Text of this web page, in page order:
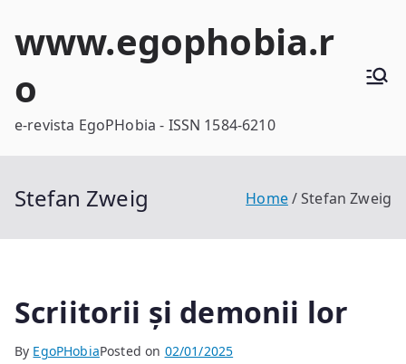
www.egophobia.r
o
e-revista EgoPHobia - ISSN 1584-6210
Stefan Zweig Home Stefan Zweig
Scriitorii și demonii lor
By EgoPHobiaPosted on 02/01/2025